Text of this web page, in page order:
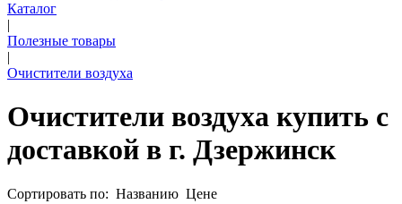
Каталог
|
Полезные товары
|
Очистители воздуха
Очистители воздуха купить с
доставкой в г. Дзержинск
Сортировать по: Названию Цене